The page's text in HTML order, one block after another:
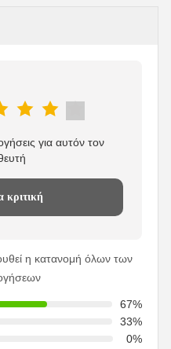
για αυτόν τον
κριτική
η κατανομή όλων των
67%
33%
0%